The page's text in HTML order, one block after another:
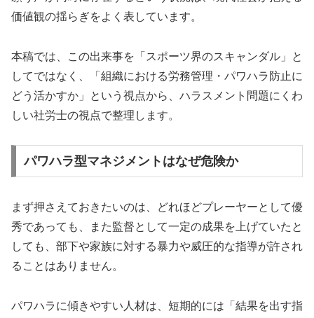
価値観の揺らぎをよく表しています。
本稿では、この出来事を「スポーツ界のスキャンダル」と
してではなく、「組織における労務管理・パワハラ防止に
どう活かすか」という視点から、ハラスメント問題にくわ
しい社労士の視点で整理します。
パワハラ型マネジメントはなぜ危険か
まず押さえておきたいのは、どれほどプレーヤーとして優
秀であっても、また監督として一定の成果を上げていたと
しても、部下や家族に対する暴力や威圧的な指導が許され
ることはありません。
パワハラに傾きやすい人材は、短期的には「結果を出す指